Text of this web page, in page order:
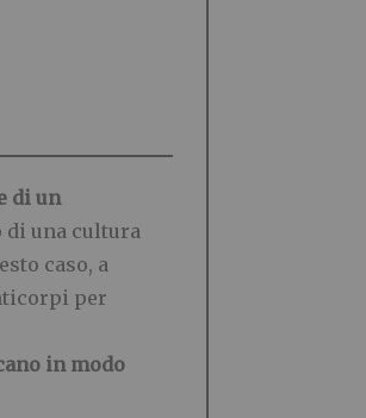
di un
di una cultura
caso, a
per
in modo